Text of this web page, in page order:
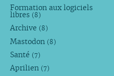
Formation aux logiciels
libres (8)
Archive (8)
Mastodon (8)
Santé (7)
Aprilien (7)